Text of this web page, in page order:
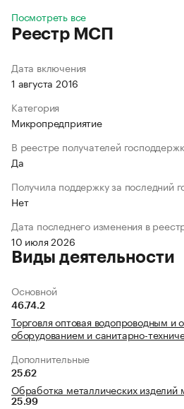
Посмотреть все
Реестр МСП
Дата включения
1 августа 2016
Категория
Микропредприятие
В реестре получателей
Да
Получила поддержку за последний
Нет
Дата последнего изменения в
10 июля 2026
Виды деятельности
Основной
46.74.2
Торговля оптовая водопроводным и
оборудованием и санитарно-
Дополнительные
25.62
Обработка металлических изделий
25.99